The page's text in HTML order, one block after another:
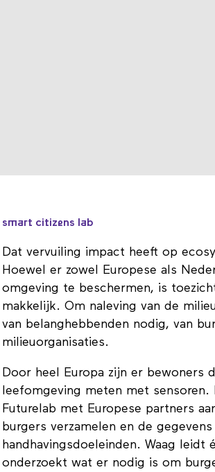
smart citizens lab
Dat vervuiling impact heeft op
Hoewel er zowel Europese als
omgeving te beschermen, is
makkelijk. Om naleving van de
van belanghebbenden nodig, van
milieuorganisaties.
Door heel Europa zijn er bewoners
leefomgeving meten met
Futurelab met Europese partners
burgers verzamelen en de
handhavingsdoeleinden. Waag leidt
onderzoekt wat er nodig is om